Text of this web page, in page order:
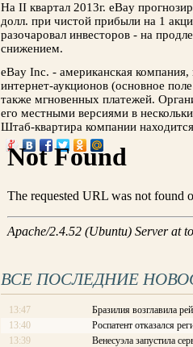
На II квартал 2013г. eBay
долл. при чистой прибыли на 1
разочаровал инвесторов - на
снижением.
eBay Inc. - американская
интернет-аукционов (основное
также мгновенных платежей.
его местными версиями в
Штаб-квартира компании
ВСЕ ПОСЛЕДНИЕ
13:47
Бразилия возглавила
13:40
Роспатент отказался
13:39
Венесуэла запустила